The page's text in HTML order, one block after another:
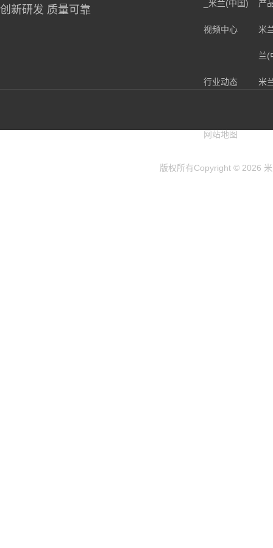
创新研发 质量可靠
_米兰(中国) 产
视频中心 米
兰(
行业动态 米
网站地图
版权所有Copyright © 2026